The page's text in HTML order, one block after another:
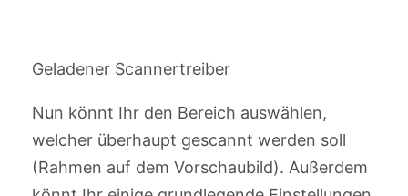
Geladener Scannertreiber
Nun könnt Ihr den Bereich auswählen,
welcher überhaupt gescannt werden soll
(Rahmen auf dem Vorschaubild). Außerdem